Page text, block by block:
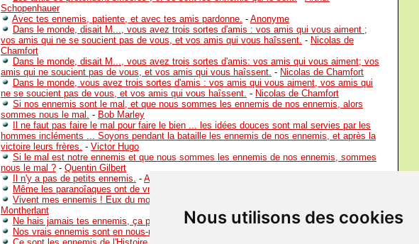
Nous utilisons des cookies
Schopenhauer
Avec tes ennemis, patiente, et avec tes amis pardonne. - Anonyme
Dans le monde, disait M..., vous avez trois sortes d'amis : vos amis qui vous aiment ;
vos amis qui ne se soucient pas de vous, et vos amis qui vous haîssent. - Nicolas de
Chamfort
Dans le monde, disait M..., vous avez trois sortes d'amis: vos amis qui vous aiment; vos
amis qui ne soucient pas de vous, et vos amis qui vous haîssent. - Nicolas de Chamfort
Dans le monde, vous avez trois sortes d'amis : vos amis qui vous aiment, vos amis qui
ne se soucient pas de vous, et vos amis qui vous haîssent. - Nicolas de Chamfort
Si nos ennemis sont le mal, et que nous sommes les ennemis de nos ennemis, alors
sommes nous le mal. - Bob Marley
Il ne faut pas faire le mal pour faire le bien ... les idées douces sont mal servies par les
hommes incléments ... Soyons pendant la bataille les ennemis de nos ennemis, et après la
victoire leurs frères. - Victor Hugo
Si le mal est notre ennemis et que nous sommes les ennemis de nos ennemis, sommes
nous le mal ? - Quentin Gilbert
Il n'y a pas de petits ennemis. - Anonyme
Même les paranoîaques ont de vrais ennemis.
Vivent mes ennemis ! Eux du moins ne peuvent pas me trahir.
Montherlant
Ne hais jamais tes ennemis, ça perturbe le jugement...-Al Pacino
Nos vrais ennemis sont en nous-mêmes.